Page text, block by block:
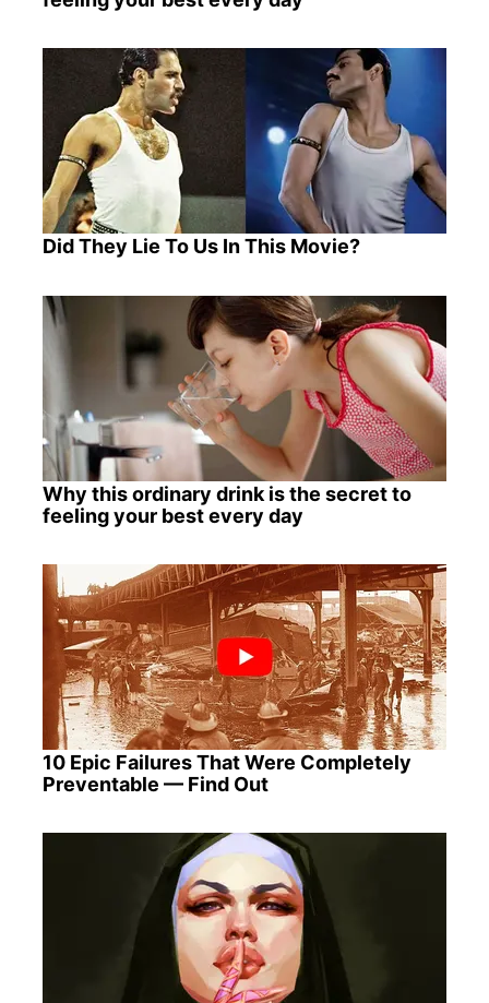
Did They Lie To Us In This Movie?
Why this ordinary drink is the secret to
feeling your best every day
10 Epic Failures That Were Completely
Preventable — Find Out